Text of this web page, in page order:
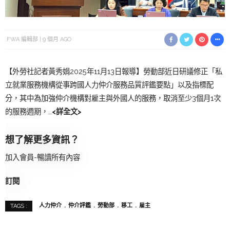
FWA 編輯部 9 個月 AGO
【外勞社記者黃秀娟2025年11月13日報導】勞動部近日研議修正「私
立就業服務機構從事跨國人力仲介服務品質評鑑要點」以及指標配
分，其中為加強仲介機構對雇主與外國人的服務，取消至少3個月1次
的服務週期，… <詳全文>
想了解更多資訊？
加入會員-暢讀所有內容
訂閱
TAGS : 人力仲介 仲介評鑑 勞動部 移工 雇主